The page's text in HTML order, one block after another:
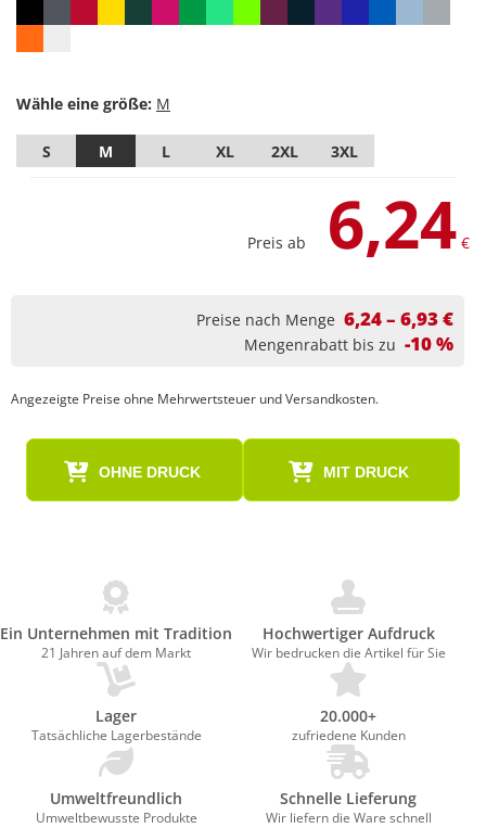
Wähle eine größe:
S M L XL 2XL 3XL
Preis ab 6,24 €
Preise nach Menge 6,24 – 6,93 €
Mengenrabatt bis zu -10 %
Angezeigte Preise ohne Mehrwertsteuer und Versandkosten.
OHNE DRUCK MIT DRUCK
Ein Unternehmen mit Tradition
21 Jahren auf dem Markt
Hochwertiger Aufdruck
Wir bedrucken die Artikel für Sie
Lager
Tatsächliche Lagerbestände
20.000+
zufriedene Kunden
Umweltfreundlich
Umweltbewusste Produkte
Schnelle Lieferung
Wir liefern die Ware schnell